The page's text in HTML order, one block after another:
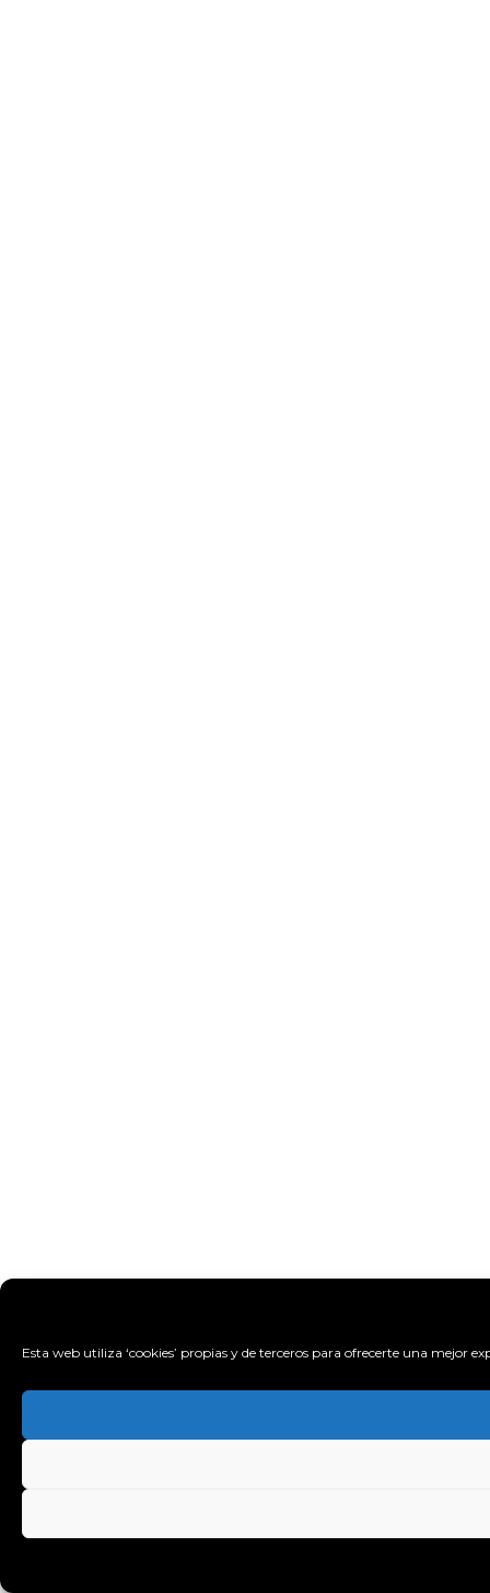
Esta web utiliza ‘cookies’ propias y de terceros para ofrecerte una mejor